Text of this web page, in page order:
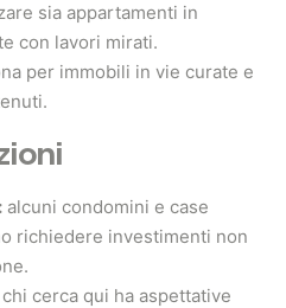
sia appartamenti in
con lavori mirati.
per immobili in vie curate e
alcuni condomini e case
richiedere investimenti non
chi cerca qui ha aspettative